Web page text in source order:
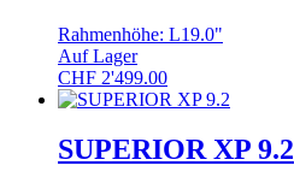
Rahmenhöhe: L19.0"
Auf Lager
CHF 2'499.00
SUPERIOR XP 9.2